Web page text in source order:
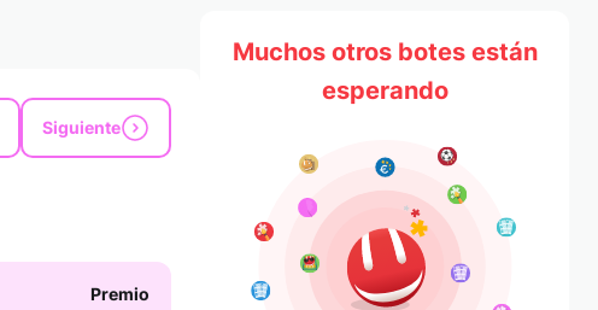
Siguiente
Premio
Muchos otros botes están
esperando